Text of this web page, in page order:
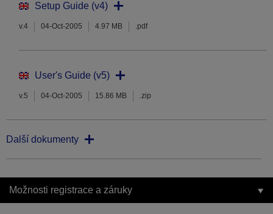
Setup Guide (v4)
v.4 04-Oct-2005 4.97 MB .pdf
User's Guide (v5)
v.5 04-Oct-2005 15.86 MB .zip
Další dokumenty
Možnosti registrace a záruky